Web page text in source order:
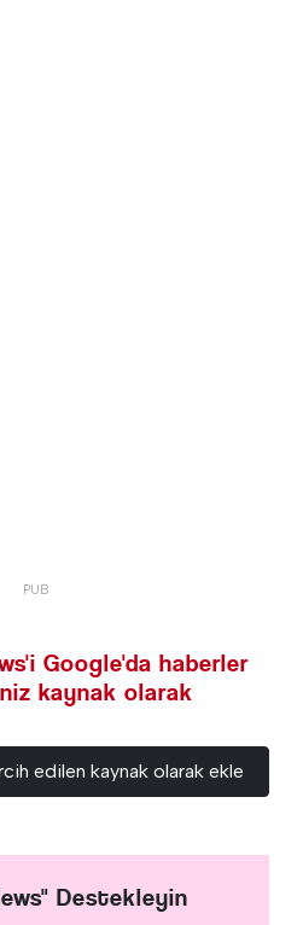
Google'da haberler
kaynak olarak
edilen kaynak olarak ekle
Destekleyin